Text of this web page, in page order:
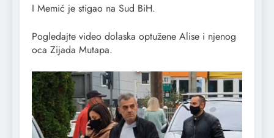
I Memić je stigao na Sud BiH.
Pogledajte video dolaska optužene Alise i njenog
oca Zijada Mutapa.